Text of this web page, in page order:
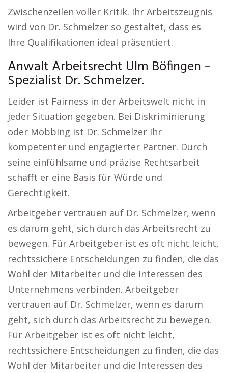
Zwischenzeilen voller Kritik. Ihr Arbeitszeugnis
wird von Dr. Schmelzer so gestaltet, dass es
Ihre Qualifikationen ideal präsentiert.
Anwalt Arbeitsrecht Ulm Böfingen –
Spezialist Dr. Schmelzer.
Leider ist Fairness in der Arbeitswelt nicht in
jeder Situation gegeben. Bei Diskriminierung
oder Mobbing ist Dr. Schmelzer Ihr
kompetenter und engagierter Partner. Durch
seine einfühlsame und präzise Rechtsarbeit
schafft er eine Basis für Würde und
Gerechtigkeit.
Arbeitgeber vertrauen auf Dr. Schmelzer, wenn
es darum geht, sich durch das Arbeitsrecht zu
bewegen. Für Arbeitgeber ist es oft nicht leicht,
rechtssichere Entscheidungen zu finden, die das
Wohl der Mitarbeiter und die Interessen des
Unternehmens verbinden. Arbeitgeber
vertrauen auf Dr. Schmelzer, wenn es darum
geht, sich durch das Arbeitsrecht zu bewegen.
Für Arbeitgeber ist es oft nicht leicht,
rechtssichere Entscheidungen zu finden, die das
Wohl der Mitarbeiter und die Interessen des